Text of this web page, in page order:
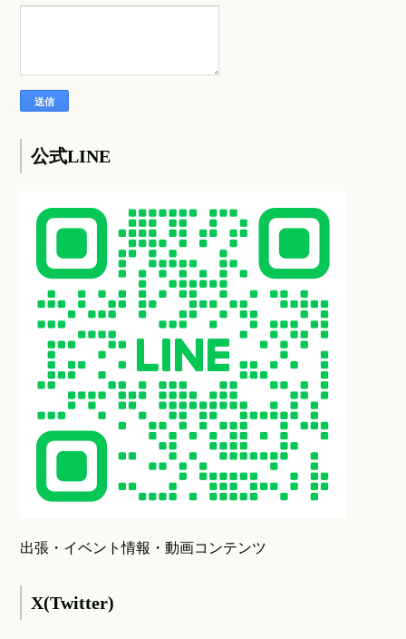
公式LINE
出張・イベント情報・動画コンテンツ
X(Twitter)